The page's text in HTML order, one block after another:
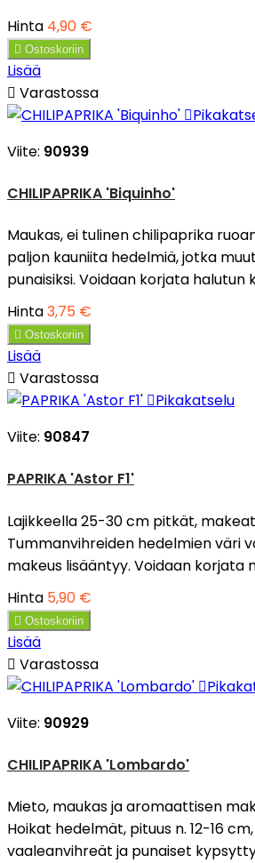
Hinta 4,90 €
 Ostoskoriin
Lisää
 Varastossa

Viite: 90939
CHILIPAPRIKA 'Biquinho'
Maukas, ei tulinen chilipaprika
paljon kauniita hedelmiä, jotka
punaisiksi. Voidaan korjata halutun
Hinta3,75 €
 Ostoskoriin
Lisää
 Varastossa
Pikakatselu
Viite: 90847
PAPRIKA 'Astor F1'
Lajikkeella 25-30 cm pitkät,
Tummanvihreiden hedelmien väri
makeus lisääntyy. Voidaan korjata
Hinta 5,90 €
 Ostoskoriin
Lisää
 Varastossa

Viite: 90929
CHILIPAPRIKA 'Lombardo'
Mieto, maukas ja aromaattisen
Hoikat hedelmät, pituus n. 12-16
vaaleanvihreät ja punaiset